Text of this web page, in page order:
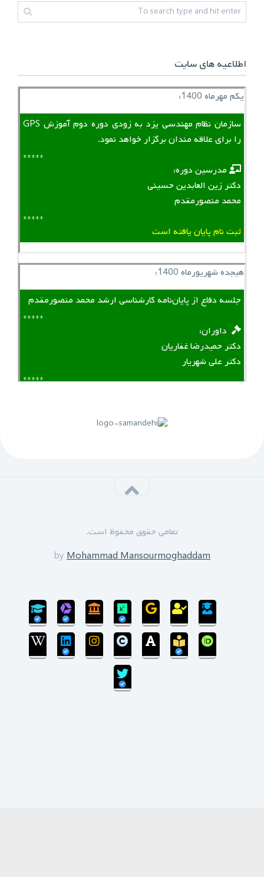
اطلاعیه های سایت
یکم مهرماه 1400:
سازمان نظام مهندسی یزد به زودی دوره دوم آموزش GPS
را برای علاقه مندان برگزار خواهد نمود.
*****
‌ ‌ مدرسین دوره:
دکتر زین العابدین حسینی
محمد منصورمقدم
*****
ثبت نام پایان یافته است
هیجده شهریورماه 1400:
جلسه دفاع از پایان‌نامه کارشناسی ارشد محمد منصورمقدم
*****
‌ ‌ داوران:
دکتر حمیدرضا غفاریان
دکتر علی شهریار
*****
محمد منصورمقدم
سی‌ام‌ شهریورماه 1399:
بروزرسانی سایت پایان یافته است و سایت در مرحله
انتقال پایگاه داده می‌باشد.
تمامی حقوق محفوظ است.
by Mohammad Mansourmoghaddam